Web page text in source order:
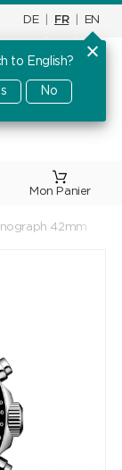
DE FR EN
to English?
No
42mm